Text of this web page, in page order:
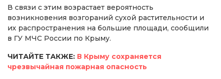
В связи с этим возрастает вероятность
возникновения возгораний сухой растительности и
их распространения на большие площади, сообщили
в ГУ МЧС России по Крыму.
ЧИТАЙТЕ ТАКЖЕ: В Крыму сохраняется
чрезвычайная пожарная опасность